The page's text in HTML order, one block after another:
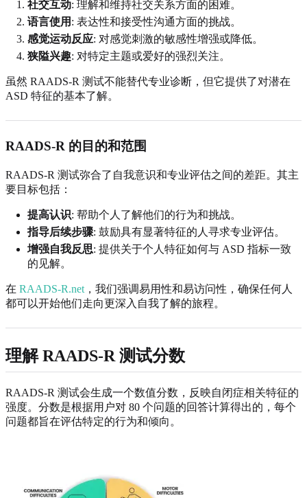
社交互动: 理解和维持社交关系方面的困难。
语言使用 : 表达性和接受性沟通方面的挑战。
感觉运动反应: 对感觉刺激的敏感性增强或降低。
狭隘兴趣: 对特定主题或爱好的强烈关注。
虽然 RAADS-R 测试不能替代专业诊断，但它提供了对潜在
ASD 特征的基本了解。
RAADS-R 的目的和范围
RAADS-R 测试弥合了自我意识和专业评估之间的差距。其主
要目标包括：
提高认识: 帮助个人了解他们的行为和挑战。
指导后续步骤: 鼓励具有显著特征的人寻求专业评估。
增强自我反思: 提供关于个人特征如何与 ASD 指标一致
的见解。
在 RAADS-R.net ，我们强调易用性和易访问性，确保任何人
都可以开始他们走向更深入自我了解的旅程。
理解 RAADS-R 测试分数
RAADS-R 测试会生成一个数值分数，反映自闭症相关特征的
强度。分数是根据用户对 80 个问题的回答计算得出的，每个
问题都旨在评估特定的行为和倾向。